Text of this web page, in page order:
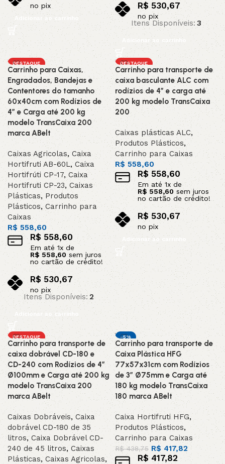
no pix
Adicionar ao carrinho
R$530,67
no pix
Itens Disponíveis: 3
Adicionar ao carrinho
DESTAQUE
Carrinho para Caixas,
Engradados, Bandejas e
Contentores do tamanho
60x40cm com Rodízios de
4” e Carga até 200 kg
modelo TransCaixa 200
marca ABelt
Caixas Agricolas,Caixa
Hortifruti AB-60L, Caixa
Hortifrúti CP-17,Caixa
Hortifruti CP-23, Caixas
Plásticas, Produtos
Plásticos,Carrinho para
Caixas
R$ 558,60
R$558,60
Em até1x de
R$ 558,60sem juros
no cartão de crédito!
R$ 530,67
no pix
Itens Disponíveis: 2
Adicionar ao carrinho
DESTAQUE
Carrinho para transporte de
caixa basculante ALC com
rodízios de 4” e carga até
200 kg modelo TransCaixa
200
Caixas plásticas ALC,
Produtos Plásticos,
Carrinho para Caixas
R$558,60
R$ 558,60
Em até 1x de
R$ 558,60 sem juros
no cartão de crédito!
R$ 530,67
no pix
Adicionar ao carrinho
DESTAQUE
Carrinho para transporte de
caixa dobrável CD-180 e
CD-240 com Rodízios de 4”
Ø100mm e Carga até 200 kg
modelo TransCaixa 200
marca ABelt
Caixas Dobráveis, Caixa
dobrável CD-180 de 35
litros,Caixa Dobrável CD-
240 de 45 litros,Caixas
Plásticas,Caixas Agricolas,
-5%
DESTAQUE
Carrinho para transporte de
Caixa Plástica HFG
77x57x31cm com Rodízios
de 3” Ø75mm e Carga até
180 kg modelo TransCaixa
180 marca ABelt
Caixa Hortifruti HFG,
Produtos Plásticos,
Carrinho para Caixas
R$438,75 R$417,82
R$417,82